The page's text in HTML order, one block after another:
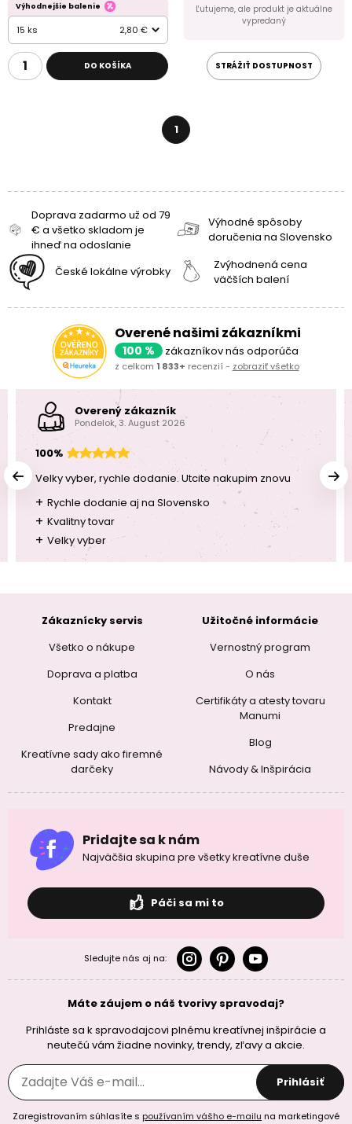
Výhodnejšie balenie
15 ks 2,80 €
DO KOŠÍKA
Ľutujeme, ale produkt je aktuálne
vypredaný
STRÁŽIŤ DOSTUPNOST
1
Doprava zadarmo už od 79
€ a všetko skladom je
ihneď na odoslanie
Výhodné spôsoby
doručenia na Slovensko
České lokálne výrobky
Zvýhodnená cena
väčších balení
Overené našimi zákazníkmi
100 % zákazníkov nás odporúča
z celkom 1 833+ recenzií - zobraziť všetko
Overený zákazník
Pondelok, 3. August 2026
100%
Velky vyber, rychle dodanie. Utcite nakupim znovu
+ Rychle dodanie aj na Slovensko
+ Kvalitny tovar
+ Velky vyber
Zákaznícky servis
Všetko o nákupe
Doprava a platba
Kontakt
Predajne
Kreatívne sady ako firemné
darčeky
Užitočné informácie
Vernostný program
O nás
Certifikáty a atesty tovaru
Manumi
Blog
Návody & Inšpirácia
Pridajte sa k nám
Najväčšia skupina pre všetky kreatívne duše
Páči sa mi to
Sledujte nás aj na:
Máte záujem o náš tvorivy spravodaj?
Prihláste sa k spravodajcovi plnému kreatívnej inšpirácie a
neutečú vám žiadne novinky, trendy, zľavy a akcie.
Prihlásiť
Zaregistrovaním súhlasíte s používaním vášho e-mailu na marketingové